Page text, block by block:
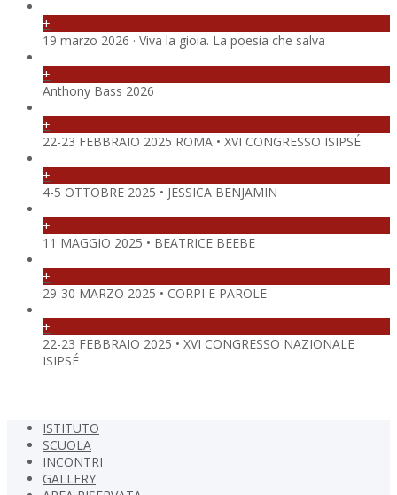
+
19 marzo 2026 · Viva la gioia. La poesia che salva
+
Anthony Bass 2026
+
22-23 FEBBRAIO 2025 ROMA • XVI CONGRESSO ISIPSÉ
+
4-5 OTTOBRE 2025 • JESSICA BENJAMIN
+
11 MAGGIO 2025 • BEATRICE BEEBE
+
29-30 MARZO 2025 • CORPI E PAROLE
+
22-23 FEBBRAIO 2025 • XVI CONGRESSO NAZIONALE
ISIPSÉ
ISTITUTO
SCUOLA
INCONTRI
GALLERY